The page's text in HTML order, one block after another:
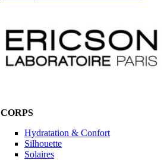
CORPS
Hydratation & Confort
Silhouette
Solaires